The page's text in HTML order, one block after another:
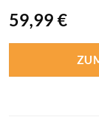
59,99 €